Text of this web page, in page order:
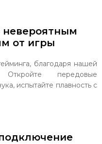
невероятным
от игры
благодаря нашей
Откройте передовые
испытайте плавность с